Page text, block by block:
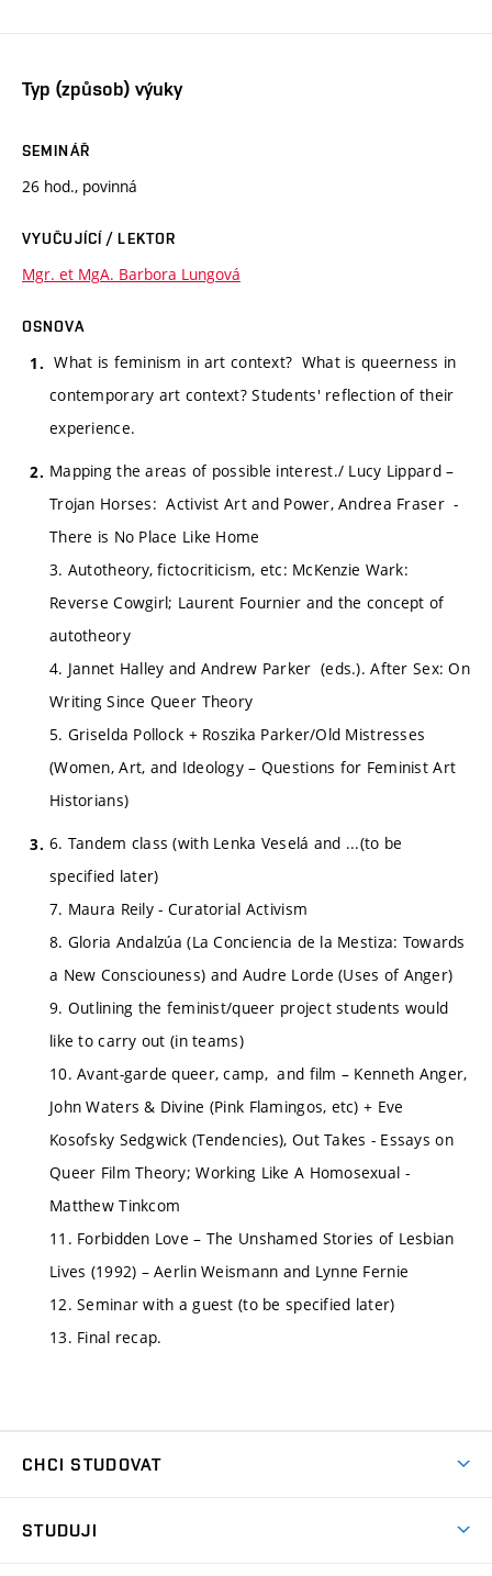
Typ (způsob) výuky
SEMINÁŘ
26 hod., povinná
VYUČUJÍCÍ / LEKTOR
Mgr. et MgA. Barbora Lungová
OSNOVA
What is feminism in art context? What is queerness in
contemporary art context? Students' reflection of their
experience.
Mapping the areas of possible interest./ Lucy Lippard –
Trojan Horses: Activist Art and Power, Andrea Fraser -
There is No Place Like Home
3. Autotheory, fictocriticism, etc: McKenzie Wark:
Reverse Cowgirl; Laurent Fournier and the concept of
autotheory
4. Jannet Halley and Andrew Parker (eds.). After Sex: On
Writing Since Queer Theory
5. Griselda Pollock + Roszika Parker/Old Mistresses
(Women, Art, and Ideology – Questions for Feminist Art
Historians)
6. Tandem class (with Lenka Veselá and ...(to be
specified later)
7. Maura Reily - Curatorial Activism
8. Gloria Andalzúa (La Conciencia de la Mestiza: Towards
a New Consciouness) and Audre Lorde (Uses of Anger)
9. Outlining the feminist/queer project students would
like to carry out (in teams)
10. Avant-garde queer, camp, and film – Kenneth Anger,
John Waters & Divine (Pink Flamingos, etc) + Eve
Kosofsky Sedgwick (Tendencies), Out Takes - Essays on
Queer Film Theory; Working Like A Homosexual -
Matthew Tinkcom
11. Forbidden Love – The Unshamed Stories of Lesbian
Lives (1992) – Aerlin Weismann and Lynne Fernie
12. Seminar with a guest (to be specified later)
13. Final recap.
CHCI STUDOVAT
STUDUJI